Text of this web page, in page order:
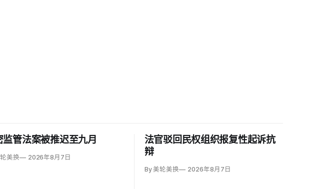
监管法案被推迟至九月
美换 2026年8月7日
法官驳回民权组织报复性起诉抗
辩
By 美轮美换 2026年8月7日